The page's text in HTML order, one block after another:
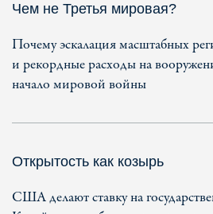
Чем не Третья мировая?
Почему эскалация масштабных
и рекордные расходы на
начало мировой войны
Открытость как козырь
США делают ставку на